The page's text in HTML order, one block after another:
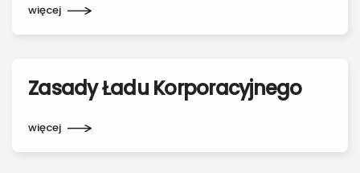
więcej
Zasady Ładu Korporacyjnego
więcej